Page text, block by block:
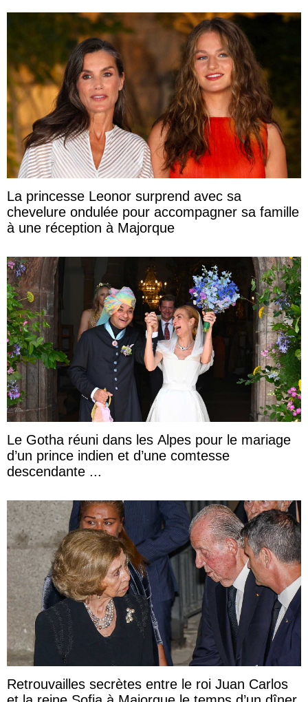
La princesse Leonor surprend avec sa
chevelure ondulée pour accompagner sa famille
à une réception à Majorque
Le Gotha réuni dans les Alpes pour le mariage
d’un prince indien et d’une comtesse
descendante ...
Retrouvailles secrètes entre le roi Juan Carlos